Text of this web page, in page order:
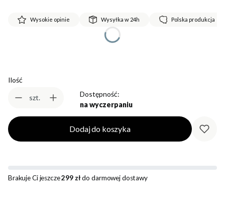
Wysokie opinie Wysyłka w 24h Polska produkcja
Ilość
szt.
Dostępność:
na wyczerpaniu
Dodaj do koszyka
Brakuje Ci jeszcze299 złdo darmowej dostawy